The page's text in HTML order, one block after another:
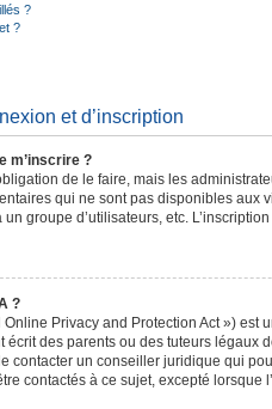
?
?
et d’inscription
m’inscrire ?
de le faire, mais les
qui ne sont pas disponibles aux
groupe d’utilisateurs, etc.
?
Online Privacy and Protection Act »)
écrit des parents ou des tuteurs légaux
contacter un conseiller juridique qui
contactés à ce sujet, excepté lorsque